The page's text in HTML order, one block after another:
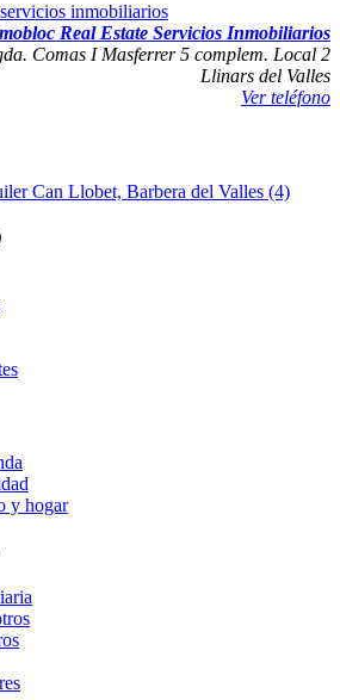
Real Estate Servicios Inmobiliarios
Comas I Masferrer 5 complem. Local 2
Llinars del Valles
Ver teléfono
Can Llobet, Barbera del Valles (4)
y hogar